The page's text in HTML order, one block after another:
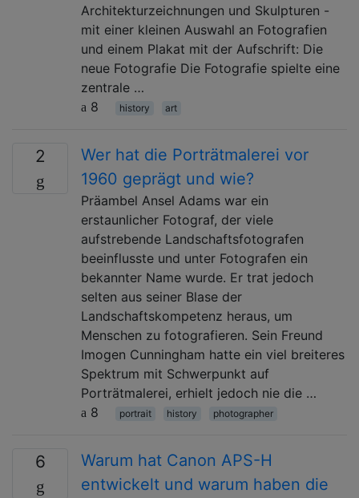
Architekturzeichnungen und Skulpturen -
mit einer kleinen Auswahl an Fotografien
und einem Plakat mit der Aufschrift: Die
neue Fotografie Die Fotografie spielte eine
zentrale …
8
history art
2
Wer hat die Porträtmalerei vor
1960 geprägt und wie?
Präambel Ansel Adams war ein
erstaunlicher Fotograf, der viele
aufstrebende Landschaftsfotografen
beeinflusste und unter Fotografen ein
bekannter Name wurde. Er trat jedoch
selten aus seiner Blase der
Landschaftskompetenz heraus, um
Menschen zu fotografieren. Sein Freund
Imogen Cunningham hatte ein viel breiteres
Spektrum mit Schwerpunkt auf
Porträtmalerei, erhielt jedoch nie die …
8
portrait history photographer
6
Warum hat Canon APS-H
entwickelt und warum haben die